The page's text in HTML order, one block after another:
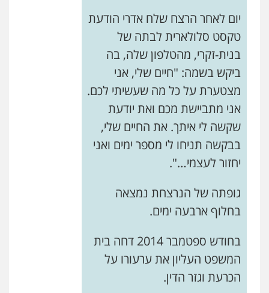
יום לאחר הרצח שלח אדרי הודעת
טקסט סלולארית לבתה של
בנית-זקרי, מהטלפון שלה, בה
ביקש בשמה: "חיים שלי, אני
מצטערת על כל מה שעשיתי לכם.
אני מתביישת מכם ואת יודעת
שקשה לי איתך. את החיים שלי,
בבקשה תניחו לי מספר ימים ואני
יחזור לעצמי…".
גופתה של הנרצחת נמצאה
בחלוף ארבעה ימים.
בחודש ספטמבר 2014 דחה בית
המשפט העליון את ערעורו על
הכרעת וגזר הדין.
אחסון אתרים
מהירות הגנה גיבוי
מקצועיים לעורכי דין
מרכז התחלה חדשה
לעורכי דין
0544500346
לעורכי דין
0504062539
עו"ד ד"ר אבי שקד
עבירות כלכליות הלבנת הון
עבירות פליליות
0544385337